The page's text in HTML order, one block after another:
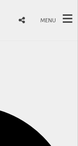
MENU